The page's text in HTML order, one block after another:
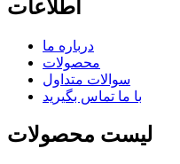
اطلاعات
درباره ما
محصولات
سوالات متداول
با ما تماس بگیرید
لیست محصولات